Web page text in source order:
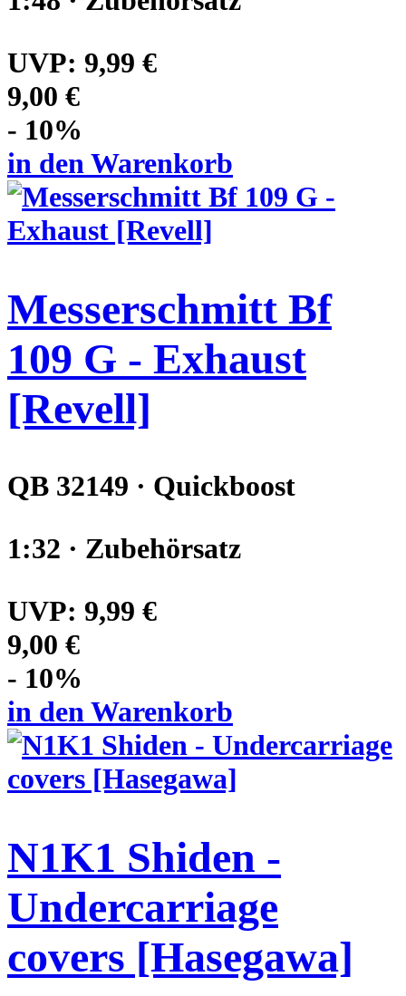
UVP: 9,99 €
9,00 €
- 10%
in den Warenkorb
Messerschmitt Bf
109 G - Exhaust
[Revell]
QB 32149 · Quickboost
1:32 · Zubehörsatz
UVP: 9,99 €
9,00 €
- 10%
in den Warenkorb
N1K1 Shiden -
Undercarriage
covers [Hasegawa]